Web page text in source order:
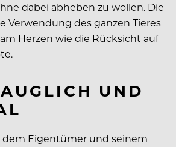
dabei abheben zu wollen. Die
Verwendung des ganzen Tieres
Herzen wie die Rücksicht auf
UND
Eigentümer und seinem